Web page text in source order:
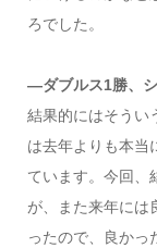
ろでした。
―ダブルス1勝、
結果的にはそうい
は去年よりも本当
ています。今回、
が、また来年には
ったので、良かっ